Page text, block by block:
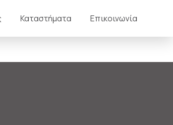
Καταστήματα Επικοινωνία